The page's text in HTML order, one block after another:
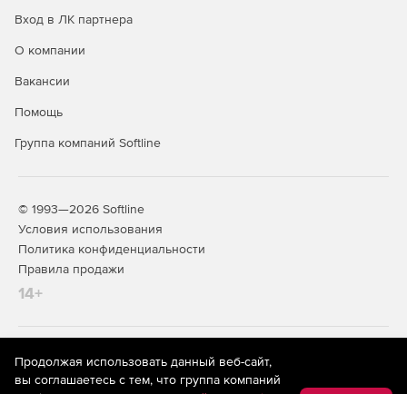
Вход в ЛК партнера
О компании
Вакансии
Помощь
Группа компаний Softline
© 1993—2026 Softline
Условия использования
Политика конфиденциальности
Правила продажи
14+
На информационном ресурсе store.softline.ru применяются
рекомендательные технологии
(информационные технологии
предоставления информации на основе сбора,
Продолжая использовать данный веб-сайт,
вы соглашаетесь с тем, что группа компаний